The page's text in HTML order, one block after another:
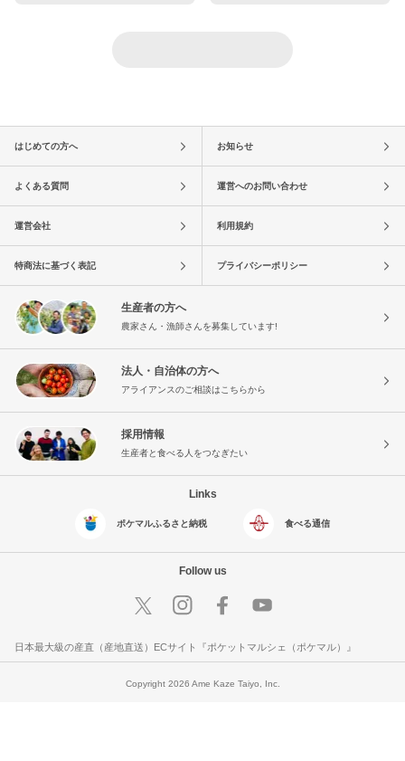
はじめての方へ お知らせ
よくある質問 運営へのお問い合わせ
運営会社 利用規約
特商法に基づく表記 プライバシーポリシー
生産者の方へ
農家さん・漁師さんを募集しています!
法人・自治体の方へ
アライアンスのご相談はこちらから
採用情報
生産者と食べる人をつなぎたい
Links
ポケマルふるさと納税 食べる通信
Follow us
日本最大級の産直（産地直送）ECサイト『ポケットマルシェ（ポケマル）』
Copyright 2026 Ame Kaze Taiyo, Inc.